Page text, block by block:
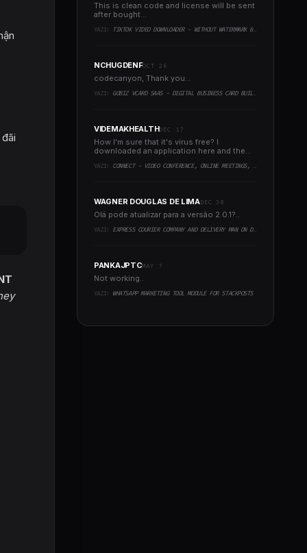
This is clean code and license will be sent
after bought...
YAZI: TIKTOK VIDEO DOWNLOADER - WITHOUT WATERMARK & MUSIC EXTRACTOR
NCHUGDENFOCT 26
codecanyon, Thank you...
YAZI: GOBIZ VCARD SAAS - DIGITAL BUSINESS CARD BUILDER
VIDEMAKHEALTHDEC 17
How I'm sure that it's virus free? I
downloaded an application here and the
YAZI: CONNECT - VIDEO CONFERENCE, ONLINE MEETINGS, LIVE CLASS & WEBINAR, WHITEBOARD, LIVE CHAT
WAGNER DOUGLAS DE LIMADEC 30
Olá pode atualizar para a versão 2.0.1?..
YAZI: EXPRESS COURIER COMPANY AND DELIVERY MAN ON DEMAND WITH CUSTOMER & COURIER APP, WEB AND ADMIN PANEL
PANKAJPTCMAY 7
Not working..
YAZI: WHATSAPP MARKETING TOOL MODULE FOR STACKPOSTS